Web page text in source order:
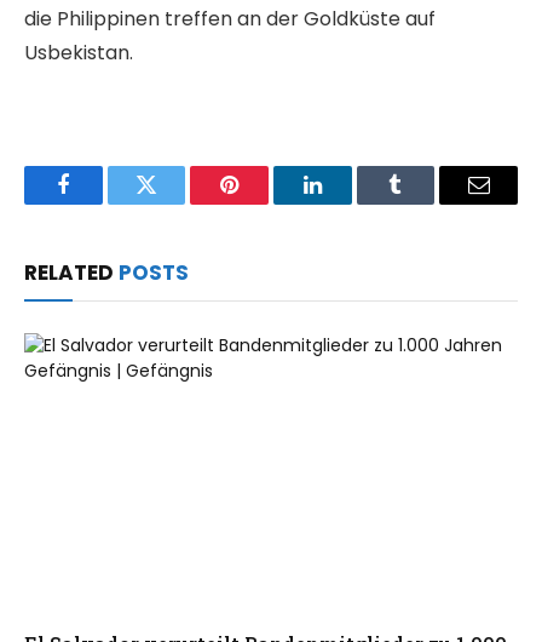
die Philippinen treffen an der Goldküste auf
Usbekistan.
FacebookTwitter Pinterest LinkedInTumblr Email
RELATED POSTS